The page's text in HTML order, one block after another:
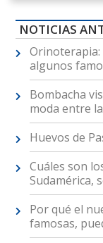
NOTICIAS
algunos
Bombacha
moda entre
Huevos de
Cuáles son
Sudamérica,
Por qué el
famosas,